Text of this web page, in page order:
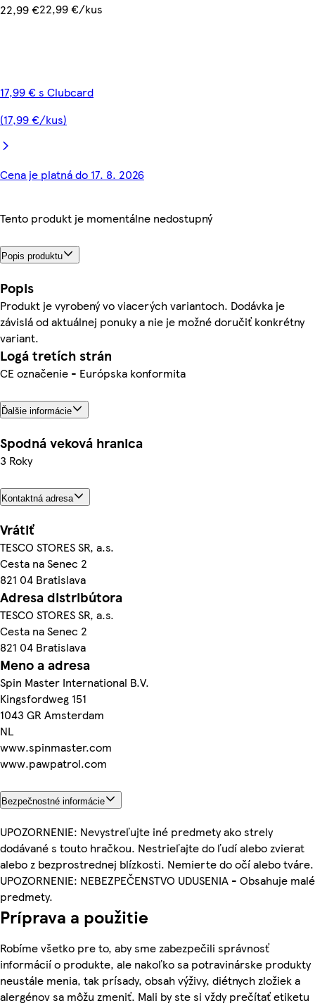
22,99 €22,99 €/kus
17,99 € s Clubcard
(17,99 €/kus)
Cena je platná do 17. 8. 2026
Tento produkt je momentálne nedostupný
Popis produktu
Popis
Produkt je vyrobený vo viacerých variantoch. Dodávka je
závislá od aktuálnej ponuky a nie je možné doručiť konkrétny
variant.
Logá tretích strán
CE označenie - Európska konformita
Ďalšie informácie
Spodná veková hranica
3 Roky
Kontaktná adresa
Vrátiť
TESCO STORES SR, a.s.
Cesta na Senec 2
821 04 Bratislava
Adresa distribútora
TESCO STORES SR, a.s.
Cesta na Senec 2
821 04 Bratislava
Meno a adresa
Spin Master International B.V.
Kingsfordweg 151
1043 GR Amsterdam
NL
www.spinmaster.com
www.pawpatrol.com
Bezpečnostné informácie
UPOZORNENIE: Nevystreľujte iné predmety ako strely
dodávané s touto hračkou. Nestrieľajte do ľudí alebo zvierat
alebo z bezprostrednej blízkosti. Nemierte do očí alebo tváre.
UPOZORNENIE: NEBEZPEČENSTVO UDUSENIA - Obsahuje malé
predmety.
Príprava a použitie
Robíme všetko pre to, aby sme zabezpečili správnosť
informácií o produkte, ale nakoľko sa potravinárske produkty
neustále menia, tak prísady, obsah výživy, diétnych zložiek a
alergénov sa môžu zmeniť. Mali by ste si vždy prečítať etiketu